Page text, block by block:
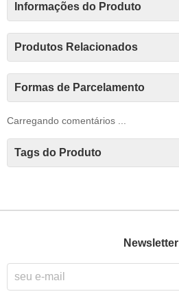
Informações do Produto
Produtos Relacionados
Formas de Parcelamento
Carregando comentários ...
Tags do Produto
Newsletter